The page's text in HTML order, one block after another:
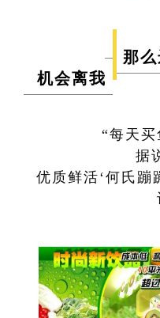
机会离我
那
“每天买
据
优质鲜活‘何氏蹦